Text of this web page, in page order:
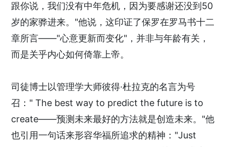
跟你说，我们没有中年危机，因为要感谢还没到50
岁的家骅进来。"他说，这印证了保罗在罗马书十二
章所言——"心意更新而变化"，并非与年龄有关，
而是关乎内心如何倚靠上帝。
司徒博士以管理学大师彼得·杜拉克的名言为号
召：" The best way to predict the future is to
create——预测未来最好的方法就是创造未来。"他
也引用一句话来形容华福所追求的精神："Just